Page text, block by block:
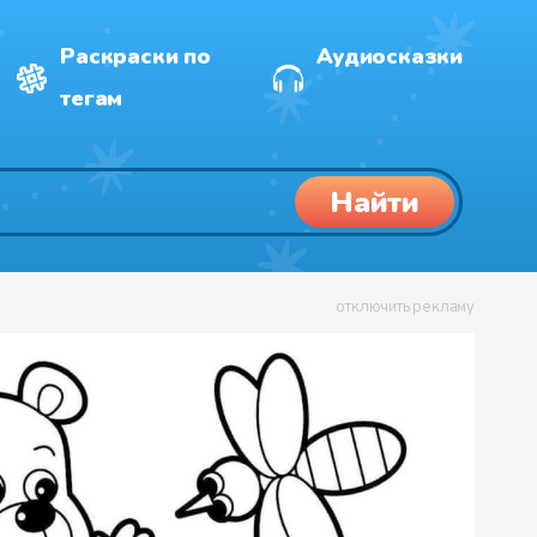
Раскраски по
тегам
Аудиосказки
Найти
отключить рекламу